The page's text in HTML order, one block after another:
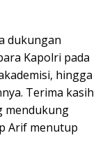
dukungan
Kapolri pada
hingga
Terima kasih
mendukung
Arif menutup